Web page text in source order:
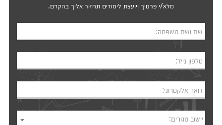
מלא/י פרטיך ויועצת לימודים תחזור אליך בהקדם.
שם ושם משפחה:
טלפון נייד:
דואר אלקטרוני:
יישוב מגורים: